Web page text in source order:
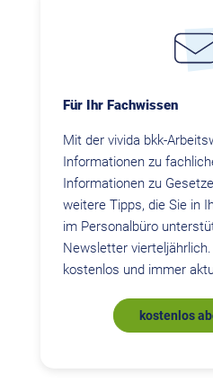
Für Ihr Fachwissen
Mit der vivida bkk-
Informationen zu
Informationen zu
weitere Tipps, die Sie in
im Personalbüro
Newsletter
kostenlos und immer
kostenlos